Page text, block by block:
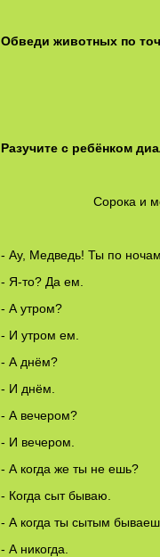
Обведи животных по
Разучите с ребёнком
Сорока и
- Ау, Медведь! Ты по
- Я-то? Да ем.
- А утром?
- И утром ем.
- А днём?
- И днём.
- А вечером?
- И вечером.
- А когда же ты не ешь?
- Когда сыт бываю.
- А когда ты сытым
- А никогда.